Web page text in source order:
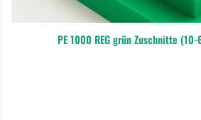
PE 1000 REG grün Zuschnitte